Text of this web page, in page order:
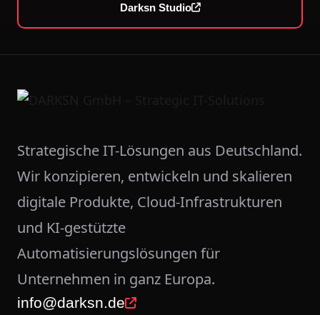
Darksn Studio
Strategische IT-Lösungen aus Deutschland.
Wir konzipieren, entwickeln und skalieren
digitale Produkte, Cloud-Infrastrukturen
und KI-gestützte
Automatisierungslösungen für
Unternehmen in ganz Europa.
info@darksn.de